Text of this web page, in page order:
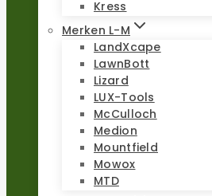
Kress
Merken L-M
LandXcape
LawnBott
Lizard
LUX-Tools
McCulloch
Medion
Mountfield
Mowox
MTD